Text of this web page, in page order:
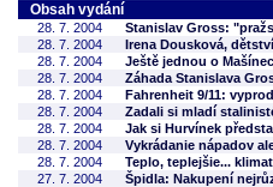
Obsah vydání
28. 7. 2004
Stanislav Gross:
28. 7. 2004
Irena Dousková,
28. 7. 2004
Ještě jednou o
28. 7. 2004
Záhada Stanislava
28. 7. 2004
Fahrenheit 9/11:
28. 7. 2004
Zadali si mladí
28. 7. 2004
Jak si Hurvínek
28. 7. 2004
Vykrádanie nápadov
28. 7. 2004
Teplo, teplejšie...
27. 7. 2004
Špidla: Nakupení